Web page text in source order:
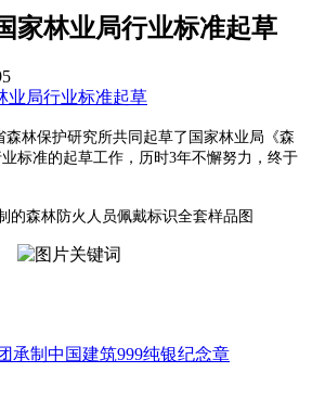
家林业局行业标准起草
森林保护研究所共同起草了国家林业局《森
标准的起草工作，历时3年不懈努力，终于
的森林防火人员佩戴标识全套样品图
承制中国建筑999纯银纪念章